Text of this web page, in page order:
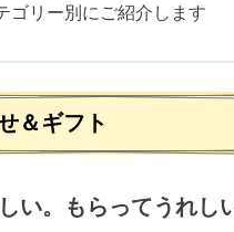
ゴリー別にご紹介します
＆ギフト
い。もらってうれし